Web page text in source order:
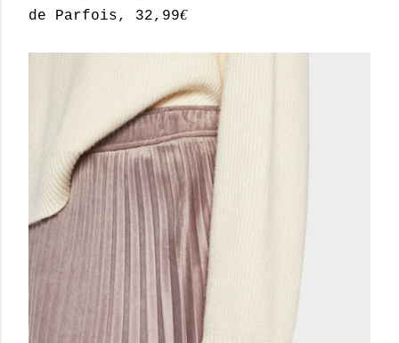
de Parfois, 32,99€